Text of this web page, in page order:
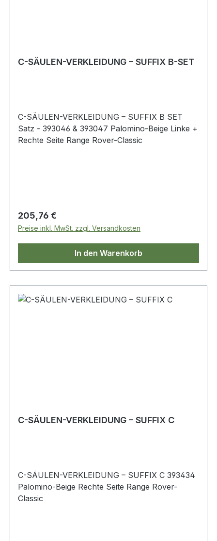
C-SÄULEN-VERKLEIDUNG – SUFFIX B-SET
C-SÄULEN-VERKLEIDUNG – SUFFIX B SET
Satz - 393046 & 393047 Palomino-Beige Linke +
Rechte Seite Range Rover-Classic
Regulärer Preis:
205,76 €
Preise inkl. MwSt. zzgl. Versandkosten
In den Warenkorb
C-SÄULEN-VERKLEIDUNG – SUFFIX C
C-SÄULEN-VERKLEIDUNG – SUFFIX C 393434
Palomino-Beige Rechte Seite Range Rover-
Classic